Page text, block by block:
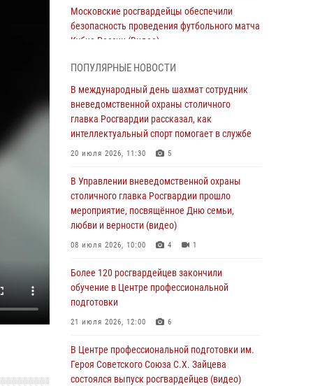
Московские росгвардейцы обеспечили
безопасность проведения футбольного матча
Кубка России (Видео)
Делегация МВД Республики Беларусь
ознакомилась с передовыми методами
работы Росгвардии в Москве (видео)
04 августа 2026, 18:16 5 1
чемпионат по самбо и боевому самбо.
(видео)
04 августа 2026, 14:00 7 1
Офицер Росгвардии стал гостем прямого
работе дежурных частей
04 августа 2026, 12:28
В Москве росгвардейцы задержали
торгового центра (видео)
04 августа 2026, 08:26 1
ПОПУЛЯРНЫЕ НОВОСТИ
В международный день шахмат сотрудник
вневедомственной охраны столичного
главка Росгвардии рассказал, как
интеллектуальный спорт помогает в службе
20 июля 2026, 11:30 5
В Управлении вневедомственной охраны
столичного главка Росгвардии прошло
мероприятие, посвящённое Дню семьи,
любви и верности (видео)
08 июля 2026, 10:00 4 1
Более 120 росгвардейцев закончили
обучение в Центре профессиональной
подготовки
21 июля 2026, 12:00 6
В Центре профессиональной подготовки им.
Героя Советского Союза С.Х. Зайцева
состоялся выпуск росгвардейцев (видео)